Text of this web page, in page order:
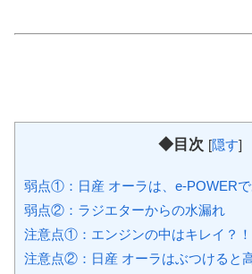
◆目次 [隠す]
弱点①：日産 オーラは、e-POWERで
弱点②：ラジエターからの水漏れ
注意点①：エンジンの中はキレイ？！
注意点②：日産 オーラはぶつけると